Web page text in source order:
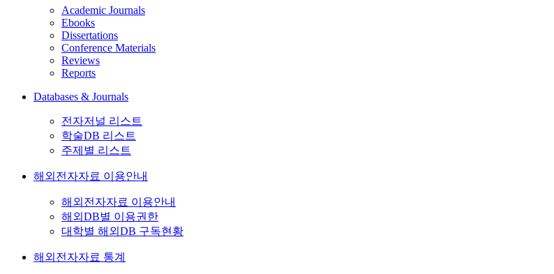
Academic Journals
Ebooks
Dissertations
Conference Materials
Reviews
Reports
Databases & Journals
전자저널 리스트
학술DB 리스트
주제별 리스트
해외전자자료 이용안내
해외전자자료 이용안내
해외DB별 이용권한
대학별 해외DB 구독현황
해외전자자료 통계